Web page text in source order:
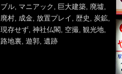
ブル, マニアック 巨大建築, 廃墟
廃村, 成金 放置プレイ 歴史 炭鉱,
現存せず, 神社仏閣 空撮, 観光地,
路地裏 遊郭, 遺跡